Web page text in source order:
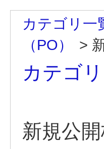
カテゴリ一
（PO）
>
カテゴ
新規公